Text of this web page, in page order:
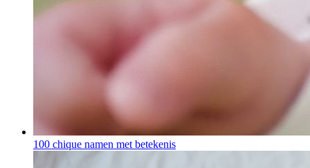
100 chique namen met betekenis